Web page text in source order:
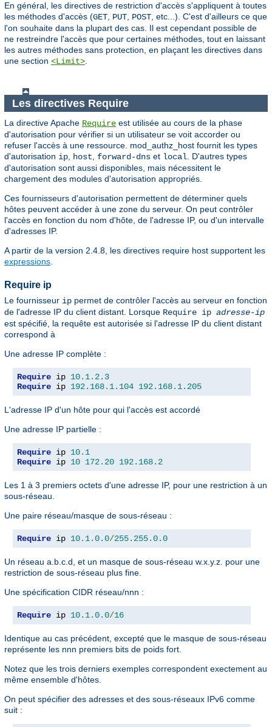
En général, les directives de restriction d'accès s'appliquent à toutes
les méthodes d'accès (GET PUT POST , etc...). C'est d'ailleurs ce que
l'on souhaite dans la plupart des cas. Il est cependant possible de
ne restreindre l'accès que pour certaines méthodes, tout en laissant
les autres méthodes sans protection, en plaçant les directives dans
une section <Limit>
Les directives Require
La directive Apache Require est utilisée au cours de la phase
d'autorisation pour vérifier si un utilisateur se voit accorder ou
refuser l'accès à une ressource. mod_authz_host fournit les types
d'autorisation ip, host, forward-dns et local. D'autres types
d'autorisation sont aussi disponibles, mais nécessitent le
chargement des modules d'autorisation appropriés.
Ces fournisseurs d'autorisation permettent de déterminer quels
hôtes peuvent accéder à une zone du serveur. On peut contrôler
l'accès en fonction du nom d'hôte, de l'adresse IP, ou d'un intervalle
d'adresses IP.
A partir de la version 2.4.8, les directives require host supportent les
expressions.
Require ip
Le fournisseur ip permet de contrôler l'accès au serveur en fonction
de l'adresse IP du client distant. Lorsque Require ip adresse-ip
est spécifié, la requête est autorisée si l'adresse IP du client distant
correspond à
Une adresse IP complète :
Require ip 10.1. 2.3
Require ip 192.168. 1.104 192.168. 1.205
L'adresse IP d'un hôte pour qui l'accès est accordé
Une adresse IP partielle :
Require ip 10.1
Require ip 10 172.20 192.168. 2
Les 1 à 3 premiers octets d'une adresse IP, pour une restriction à un
sous-réseau.
Une paire réseau/masque de sous-réseau :
Require ip 10.1.0.0/255.255.0.0
Un réseau a.b.c.d, et un masque de sous-réseau w.x.y.z. pour une
restriction de sous-réseau plus fine.
Une spécification CIDR réseau/nnn :
Require ip 10.1.0.0/16
Identique au cas précédent, excepté que le masque de sous-réseau
représente les nnn premiers bits de poids fort.
Notez que les trois derniers exemples correspondent exectement au
même ensemble d'hôtes.
On peut spécifier des adresses et des sous-réseaux IPv6 comme
suit :